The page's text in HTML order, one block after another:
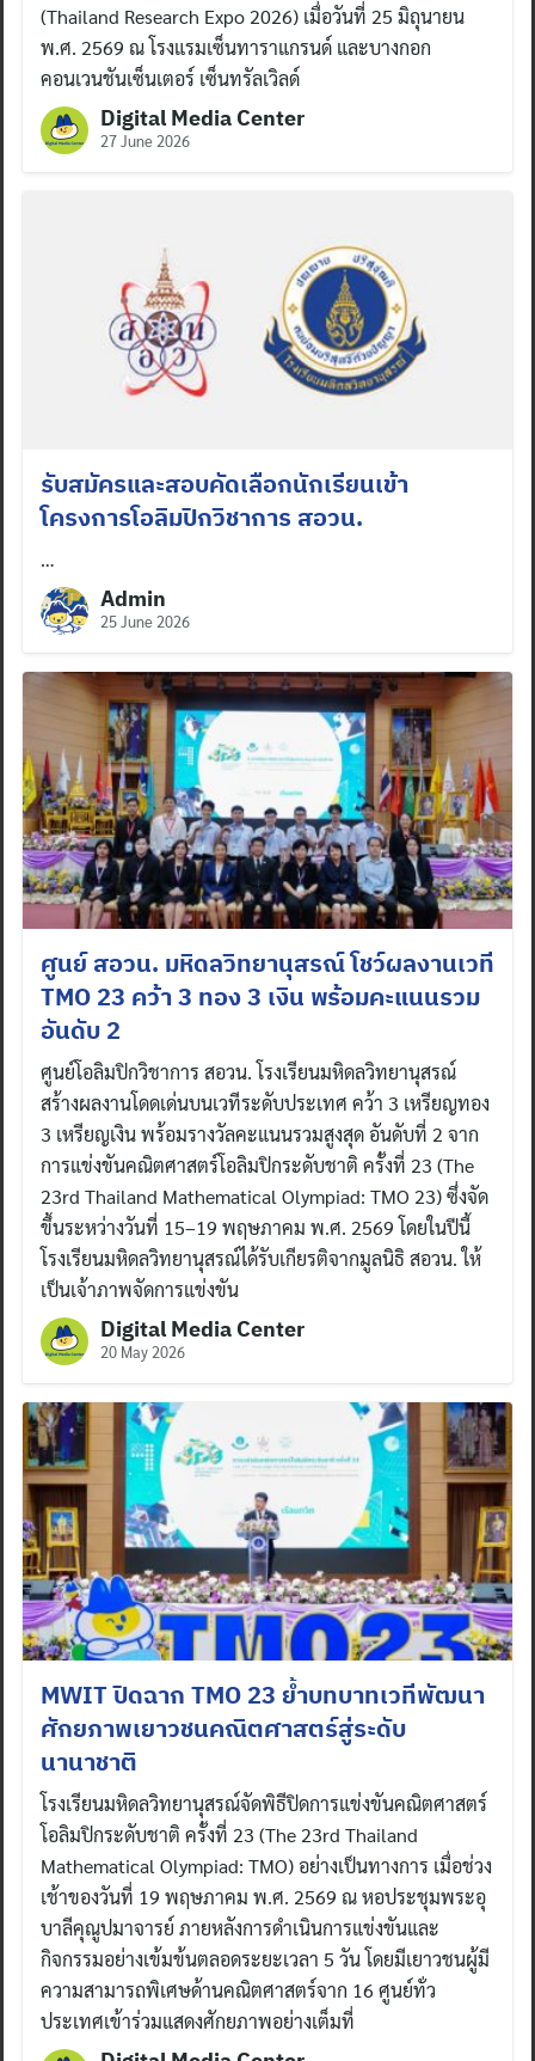
Search
for:
(Thailand Research Expo 2026) เมื่อวันที่ 25 มิถุนายน
พ.ศ. 2569 ณ โรงแรมเซ็นทาราแกรนด์ และบางกอก
คอนเวนชันเซ็นเตอร์ เซ็นทรัลเวิลด์
Digital Media Center
27 June 2026
รับสมัครและสอบคัดเลือกนักเรียนเข้า
โครงการโอลิมปิกวิชาการ สอวน.
…
Admin
25 June 2026
ศูนย์ สอวน. มหิดลวิทยานุสรณ์ โชว์ผลงานเวที
TMO 23 คว้า 3 ทอง 3 เงิน พร้อมคะแนนรวม
อันดับ 2
ศูนย์โอลิมปิกวิชาการ สอวน. โรงเรียนมหิดลวิทยานุสรณ์
สร้างผลงานโดดเด่นบนเวทีระดับประเทศ คว้า 3 เหรียญทอง
3 เหรียญเงิน พร้อมรางวัลคะแนนรวมสูงสุด อันดับที่ 2 จาก
การแข่งขันคณิตศาสตร์โอลิมปิกระดับชาติ ครั้งที่ 23 (The
23rd Thailand Mathematical Olympiad: TMO 23) ซึ่งจัด
ขึ้นระหว่างวันที่ 15–19 พฤษภาคม พ.ศ. 2569 โดยในปีนี้
โรงเรียนมหิดลวิทยานุสรณ์ได้รับเกียรติจากมูลนิธิ สอวน. ให้
เป็นเจ้าภาพจัดการแข่งขัน
Digital Media Center
20 May 2026
MWIT ปิดฉาก TMO 23 ย้ำบทบาทเวทีพัฒนา
ศักยภาพเยาวชนคณิตศาสตร์สู่ระดับ
นานาชาติ
โรงเรียนมหิดลวิทยานุสรณ์จัดพิธีปิดการแข่งขันคณิตศาสตร์
โอลิมปิกระดับชาติ ครั้งที่ 23 (The 23rd Thailand
Mathematical Olympiad: TMO) อย่างเป็นทางการ เมื่อช่วง
เช้าของวันที่ 19 พฤษภาคม พ.ศ. 2569 ณ หอประชุมพระอุ
บาลีคุณูปมาจารย์ ภายหลังการดำเนินการแข่งขันและ
กิจกรรมอย่างเข้มข้นตลอดระยะเวลา 5 วัน โดยมีเยาวชนผู้มี
ความสามารถพิเศษด้านคณิตศาสตร์จาก 16 ศูนย์ทั่ว
ประเทศเข้าร่วมแสดงศักยภาพอย่างเต็มที่